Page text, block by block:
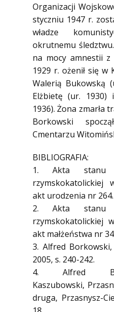
Organizacji
styczniu 1947 r.
władze
okrutnemu
na mocy amnestii
1929 r. ożenił się w
Walerią Bukowską
Elżbietę (ur. 1930)
1936). Żona zmarła
Borkowski
Cmentarzu
BIBLIOGRAFIA:
1. Akta stanu
rzymskokatolickiej
akt urodzenia nr 264.
2. Akta stanu
rzymskokatolickiej
akt małżeństwa nr
3. Alfred
2005, s. 240-242.
4. Alfred
Kaszubowski,
druga, Przasnysz-